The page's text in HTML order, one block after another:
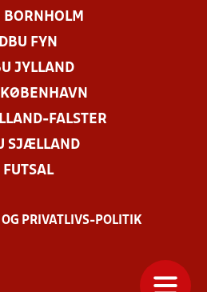
BORNHOLM
DBU FYN
JYLLAND
KØBENHAVN
FALSTER
SJÆLLAND
FUTSAL
OG PRIVATLIVS-POLITIK